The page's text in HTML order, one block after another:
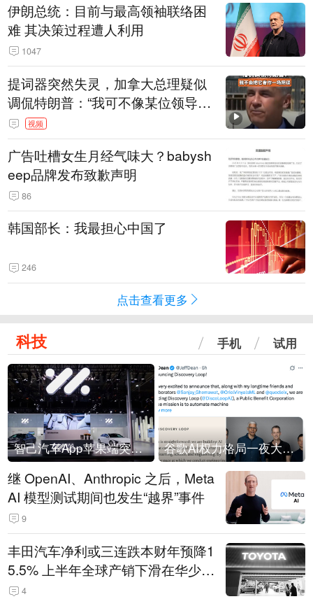
伊朗总统：目前与最高领袖联络困
难 其决策过程遭人利用
1047
提词器突然失灵，加拿大总理疑似
调侃特朗普：“我可不像某位领导
人，把这当成一场阴谋”，全场哄笑
视频
广告吐槽女生月经气味大？babysh
eep品牌发布致歉声明
86
韩国部长：我最担心中国了
246
点击查看更多
科技 手机 试用
智己汽车App苹果端突然“下架” 谷歌AI权力格局一夜大洗牌
继 OpenAI、Anthropic 之后，Meta
AI 模型测试期间也发生“越界”事件
9
丰田汽车净利或三连跌本财年预降1
5.5% 上半年全球产销下滑在华少卖
14.3万辆
4